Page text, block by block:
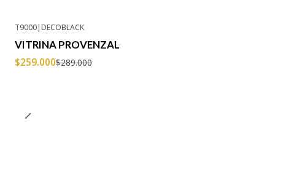
T9000|DECOBLACK
VITRINA PROVENZAL
$259.000$289.000